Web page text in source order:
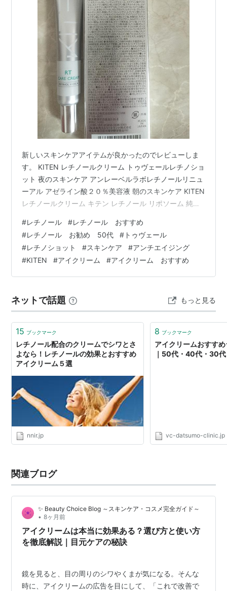
新しいスキンケアアイテムが良かったのでレビューしま
す。 KITEN レチノールクリーム トゥヴェールレチノショ
ット 夜のスキンケア アンレーベルラボレチノールリニュ
ーアル アゼライン酸２０％美容液 朝のスキンケア KITEN
レチノールクリーム キテン レチノール リポソーム 純粋
アイクリーム ハリ ツヤ 高濃度 保湿 無添加 日本製 20g
部分使い推奨なのでアイクリームとして使っています。
指に残ったものを頬やおでこにしわに伸ばしたりはしま
す これがすごくよかった！すぐに感じたのが塗って次の
日の朝、瞼のたるみがすっきり！ めっち…
#レチノール #レチノール おすすめ
#レチノール お勧め 50代 # トゥヴェール
#レチノショット #スキンケア #アンチエイジング
#KITEN #アイクリーム #アイクリーム おすすめ
ネットで話題 もっと見る
15 ブックマーク
レチノール配合のクリームでシワとさ
よなら！レチノールの効果とおすすめ
アイクリーム５選
nnir.jp
8 ブックマーク
アイクリームおすす
｜50代・40代・30
vc-datsumo-clinic.jp
関連ブログ
✨ Beauty Choice Blog ～スキンケア・コスメ完全ガイド～
• 8ヶ月前
アイクリームは本当に効果ある？選び方と使い方
を徹底解説｜目元ケアの秘訣
鏡を見ると、目の周りのシワやくまが気になる。そんな
時に、アイクリームの広告を目にして、「これで改善で